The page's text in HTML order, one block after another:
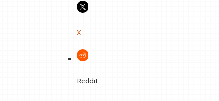
X
Reddit